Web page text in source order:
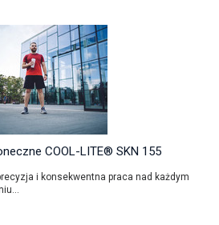
COOL-LITE® SKN 155
i konsekwentna praca nad każdym